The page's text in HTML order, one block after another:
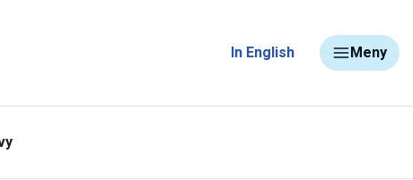
In English Meny